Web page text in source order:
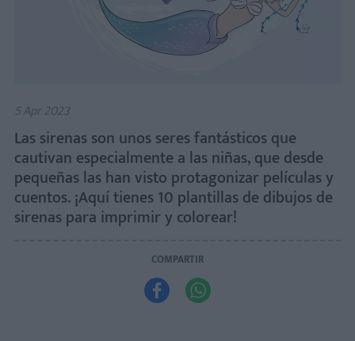
5 Apr 2023
Las sirenas son unos seres fantásticos que
cautivan especialmente a las niñas, que desde
pequeñas las han visto protagonizar películas y
cuentos. ¡Aquí tienes 10 plantillas de dibujos de
sirenas para imprimir y colorear!
COMPARTIR
 